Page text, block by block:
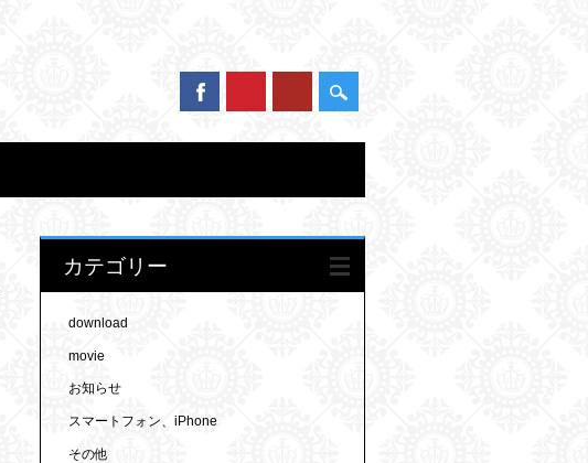
カテゴリー
download
movie
お知らせ
スマートフォン、iPhone
その他